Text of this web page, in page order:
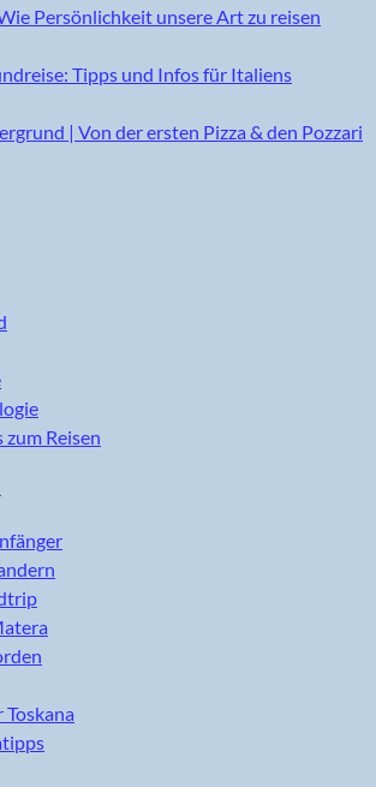
Persönlichkeit unsere Art zu reisen
Tipps und Infos für Italiens
| Von der ersten Pizza & den Pozzari
Reisen
Toskana